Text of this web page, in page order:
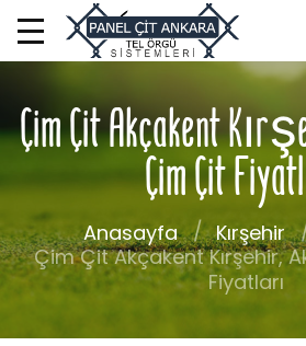
Çim Çit Akçakent
Çim Çit
Anasayfa Kırşehir
Çim Çit Akçakent Kırşehir,
Fiyatları